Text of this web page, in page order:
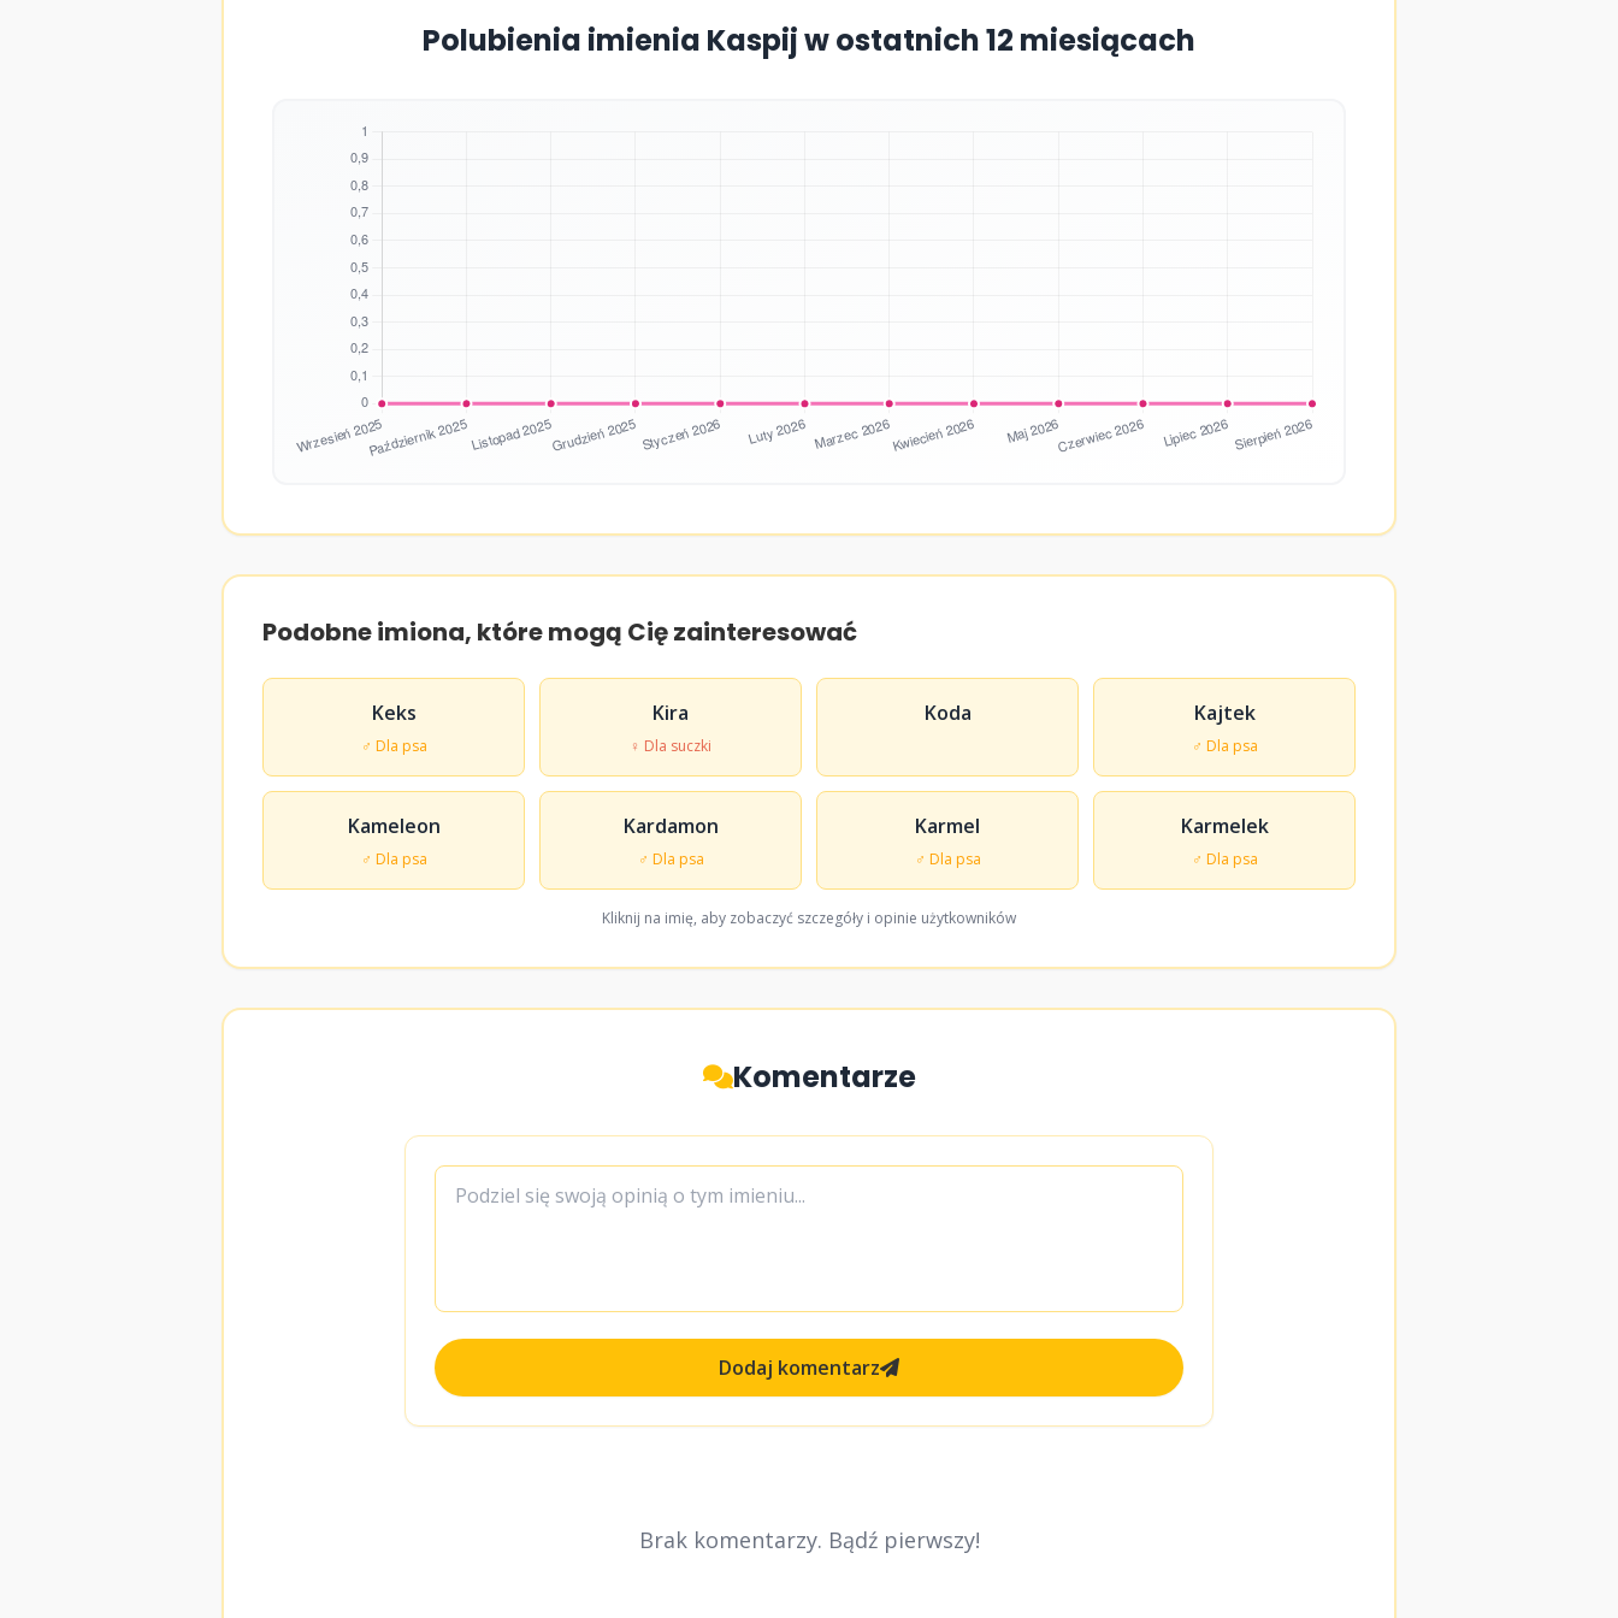
Polubienia imienia Kaspij w ostatnich 12 miesiącach
Podobne imiona, które mogą Cię zainteresować
Keks
♂ Dla psa
Kira
♀ Dla suczki
Koda Kajtek
♂ Dla psa
Kameleon
♂ Dla psa
Kardamon
♂ Dla psa
Karmel
♂ Dla psa
Karmelek
♂ Dla psa
Kliknij na imię, aby zobaczyć szczegóły i opinie użytkowników
Komentarze
Dodaj komentarz
Brak komentarzy. Bądź pierwszy!